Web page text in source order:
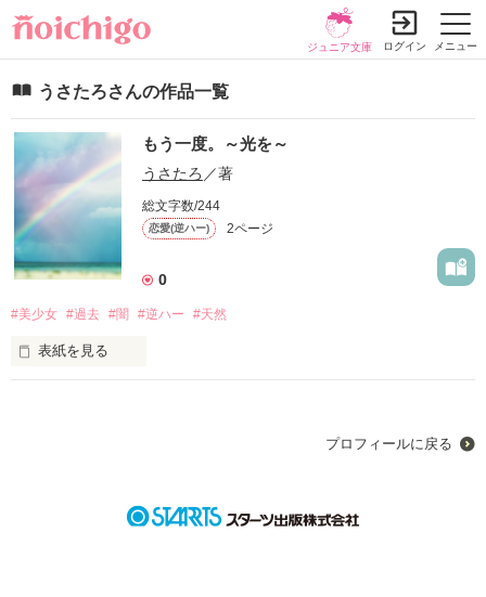
メニュー
ジュニア文庫 ログイン
うさたろさんの作品一覧
もう一度。～光を～
うさたろ ／著
総文字数/244
恋愛(逆ハー) 2ページ
0
#美少女 #過去 #闇 #逆ハー #天然
表紙を見る
プロフィールに戻る